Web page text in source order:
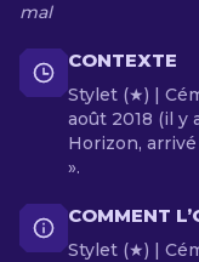
mal
CONTEXTE
Stylet (★) |
août 2018 (il y
Horizon,
».
COMMENT
Stylet (★) |